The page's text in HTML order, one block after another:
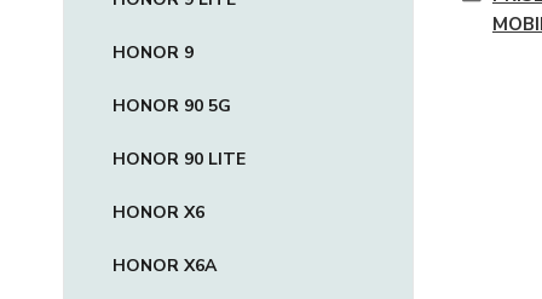
HONOR 9
HONOR 90 5G
HONOR 90 LITE
HONOR X6
HONOR X6A